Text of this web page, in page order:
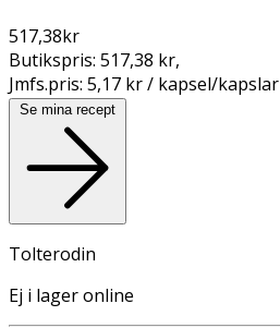
517,38kr
Butikspris: 517,38 kr,
Jmfs.pris: 5,17 kr / kapsel/kapslar
Se mina recept
Tolterodin
Ej i lager online